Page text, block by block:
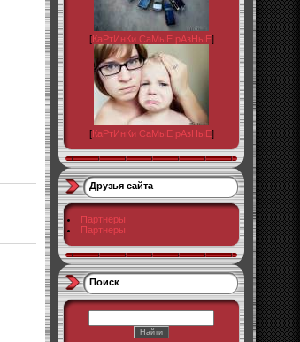
[КаРтИнКи СаМыЕ рАзНыЕ]
[КаРтИнКи СаМыЕ рАзНыЕ]
Друзья сайта
Партнеры
Партнеры
Поиск